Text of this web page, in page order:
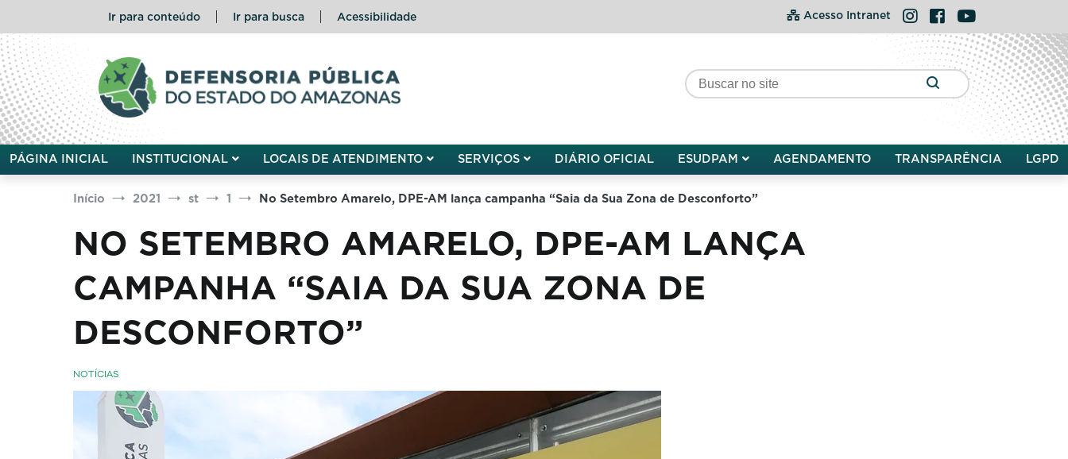
o
conteúdo
Ir para conteúdo Ir para busca Acessibilidade Acesso Intranet Instagram
FacebookYouTube
Defensoria Pública do Estado do Amazonas
PÁGINA INICIAL INSTITUCIONAL LOCAIS DE ATENDIMENTO SERVIÇOS DIÁRIO OFICIAL ESUDPAM AGENDAMENTO TRANSPARÊNCIA LGPD
Início 2021 st 1 No Setembro Amarelo, DPE-AM lança campanha “Saia da Sua Zona de Desconforto”
NO SETEMBRO AMARELO, DPE-AM LANÇA
CAMPANHA “SAIA DA SUA ZONA DE
DESCONFORTO”
NOTÍCIAS